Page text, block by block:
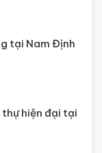
tại Nam Định
hiện đại tại